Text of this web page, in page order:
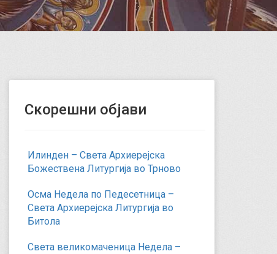
Скорешни објави
Илинден – Света Архиерејска
Божествена Литургија во Трново
Осма Недела по Педесетница –
Света Архиерејска Литургија во
Битола
Света великомаченица Недела –